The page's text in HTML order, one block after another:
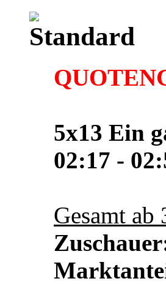
5x13 Ein
02:17 -
Gesamt ab